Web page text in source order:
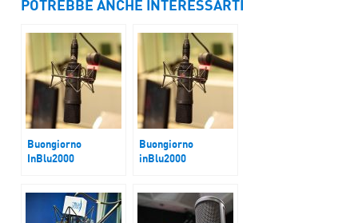
POTREBBE ANCHE INTERESSARTI
Buongiorno
InBlu2000
Amsterdam
Buongiorno
inBlu2000
Meeting di Medici
con l’Africa Cuamm